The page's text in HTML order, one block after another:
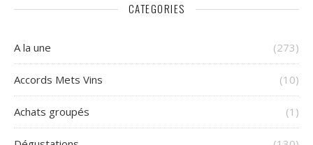
CATEGORIES
A la une (273)
Accords Mets Vins (10)
Achats groupés (1)